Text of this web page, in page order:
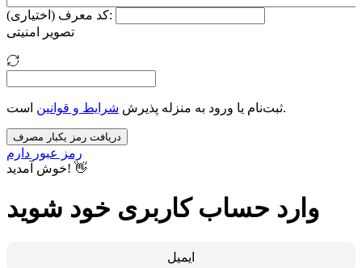
کد معرف (اختیاری):
تصویر امنیتی
ثبت‌نام یا ورود به منزله پذیرش شرایط و قوانین است.
دریافت رمز یکبار مصرف
رمز عبور دارم
خوش آمدید! 👋
وارد حساب کاربری خود شوید
ایمیل